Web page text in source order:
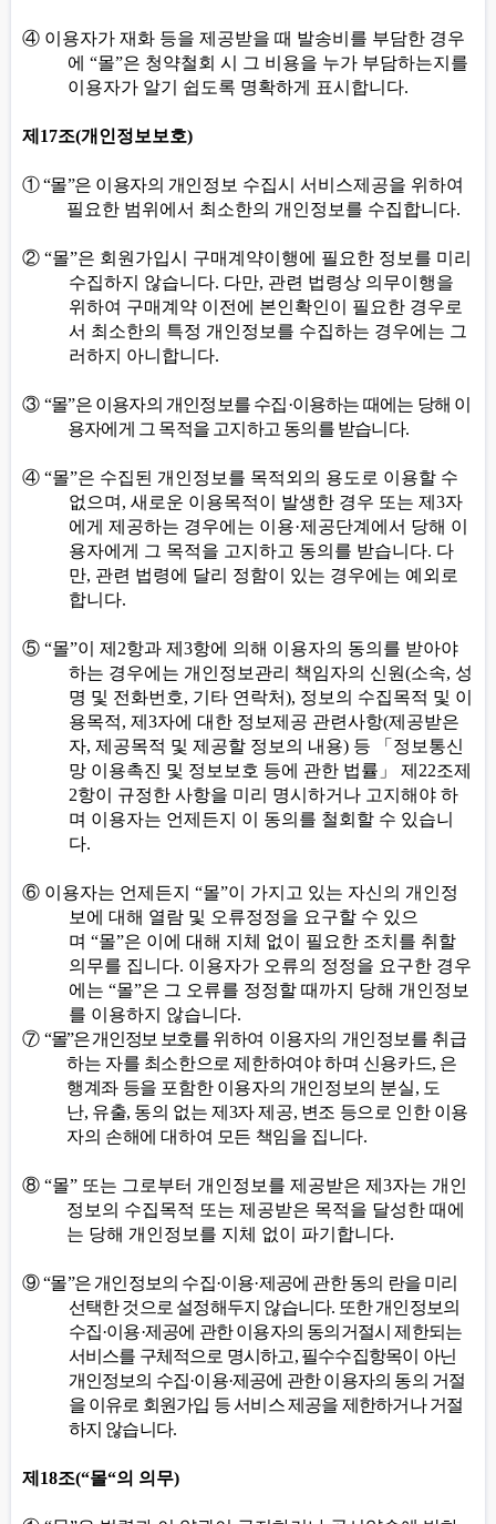
④ 이용자가 재화 등을 제공받을 때 발송비를 부담한 경우
에“몰”은 청약철회 시 그 비용을 누가 부담하는지를
이용자가 알기 쉽도록 명확하게 표시합니다.
제 17조(개인정보보호)
①“몰”은 이용자의 개인정보 수집시 서비스제공을 위하여
필요한 범위에서 최소한의 개인정보를 수집합니다.
② “몰”은 회원가입시 구매계약이행에 필요한 정보를 미리
수집하지 않습니다. 다만, 관련 법령상 의무이행을
위하여 구매계약 이전에 본인확인이 필요한 경우로
서 최소한의 특정 개인정보를 수집하는 경우에는 그
러하지 아니합니다.
③ “몰”은 이용자의 개인정보를 수집·이용하는 때에는 당해 이
용자에게 그 목적을 고지하고 동의를 받습니다.
④ “몰”은 수집된 개인정보를 목적외의 용도로 이용할 수
없으며 , 새로운 이용목적이 발생한 경우 또는 제 3자
에게 제공하는 경우에는 이용·제공단계에서 당해 이
용자에게 그 목적을 고지하고 동의를 받습니다. 다
만, 관련 법령에 달리 정함이 있는 경우에는 예외로
합니다.
⑤ “몰”이 제 2항과 제 3항에 의해 이용자의 동의를 받아야
하는 경우에는 개인정보관리 책임자의 신원(소속, 성
명 및 전화번호, 기타 연락처), 정보의 수집목적 및 이
용목적, 제 3자에 대한 정보제공 관련사항(제공받은
자, 제공목적 및 제공할 정보의 내용) 등 「 정보통신
망 이용촉진 및 정보보호 등에 관한 법률 」 제 22조제
2항이 규정한 사항을 미리 명시하거나 고지해야 하
며 이용자는 언제든지 이 동의를 철회할 수 있습니
다.
⑥ 이용자는 언제든지 “몰”이 가지고 있는 자신의 개인정
보에 대해 열람 및 오류정정을 요구할 수 있으
며 “몰”은 이에 대해 지체 없이 필요한 조치를 취할
의무를 집니다. 이용자가 오류의 정정을 요구한 경우
에는 “몰”은 그 오류를 정정할 때까지 당해 개인정보
를 이용하지 않습니다.
⑦ “몰”은 개인정보 보호를 위하여 이용자의 개인정보를 취급
하는 자를 최소한으로 제한하여야 하며 신용카드, 은
행계좌 등을 포함한 이용자의 개인정보의 분실, 도
난, 유출, 동의 없는 제 3자 제공, 변조 등으로 인한 이용
자의 손해에 대하여 모든 책임을 집니다.
⑧ “몰” 또는 그로부터 개인정보를 제공받은 제 3자는 개인
정보의 수집목적 또는 제공받은 목적을 달성한 때에
는 당해 개인정보를 지체 없이 파기합니다.
⑨“몰”은 개인정보의 수집·이용·제공에 관한 동의 란을 미리
선택한 것으로 설정해두지 않습니다. 또한 개인정보의
수집·이용·제공에 관한 이용자의 동의거절시 제한되는
서비스를 구체적으로 명시하고, 필수수집항목이 아닌
개인정보의 수집·이용·제공에 관한 이용자의 동의 거절
을 이유로 회원가입 등 서비스 제공을 제한하거나 거절
하지 않습니다.
제 18조(“몰“의 의무)